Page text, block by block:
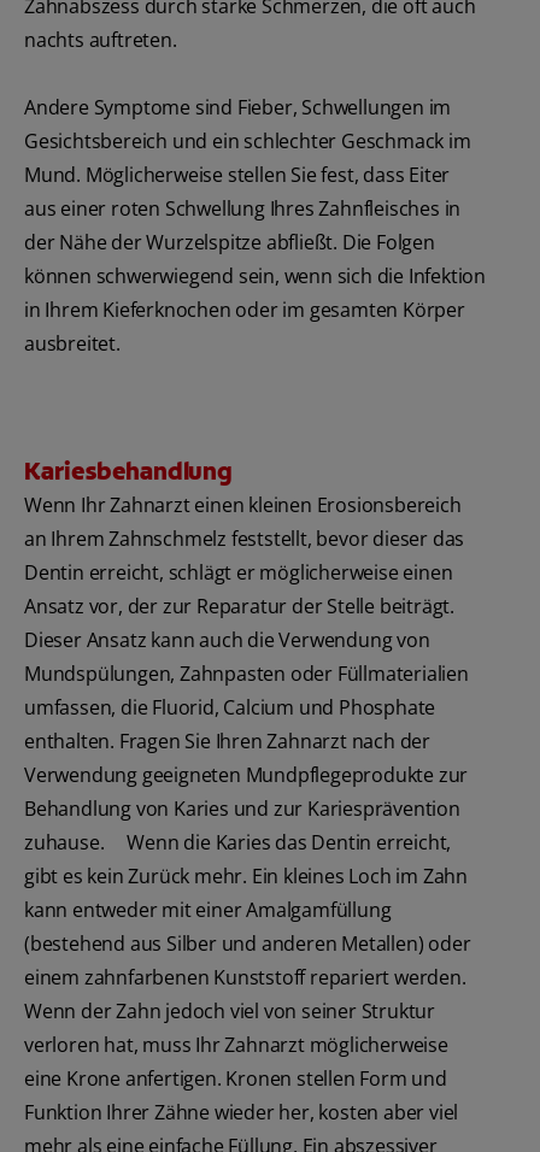
Zahnabszess durch starke Schmerzen, die oft auch
nachts auftreten.
Andere Symptome sind Fieber, Schwellungen im
Gesichtsbereich und ein schlechter Geschmack im
Mund. Möglicherweise stellen Sie fest, dass Eiter
aus einer roten Schwellung Ihres Zahnfleisches in
der Nähe der Wurzelspitze abfließt. Die Folgen
können schwerwiegend sein, wenn sich die Infektion
in Ihrem Kieferknochen oder im gesamten Körper
ausbreitet.
Kariesbehandlung
Wenn Ihr Zahnarzt einen kleinen Erosionsbereich
an Ihrem Zahnschmelz feststellt, bevor dieser das
Dentin erreicht, schlägt er möglicherweise einen
Ansatz vor, der zur Reparatur der Stelle beiträgt.
Dieser Ansatz kann auch die Verwendung von
Mundspülungen, Zahnpasten oder Füllmaterialien
umfassen, die Fluorid, Calcium und Phosphate
enthalten. Fragen Sie Ihren Zahnarzt nach der
Verwendung geeigneten Mundpflegeprodukte zur
Behandlung von Karies und zur Kariesprävention
zuhause. Wenn die Karies das Dentin erreicht,
gibt es kein Zurück mehr. Ein kleines Loch im Zahn
kann entweder mit einer Amalgamfüllung
(bestehend aus Silber und anderen Metallen) oder
einem zahnfarbenen Kunststoff repariert werden.
Wenn der Zahn jedoch viel von seiner Struktur
verloren hat, muss Ihr Zahnarzt möglicherweise
eine Krone anfertigen. Kronen stellen Form und
Funktion Ihrer Zähne wieder her, kosten aber viel
mehr als eine einfache Füllung. Ein abszessiver